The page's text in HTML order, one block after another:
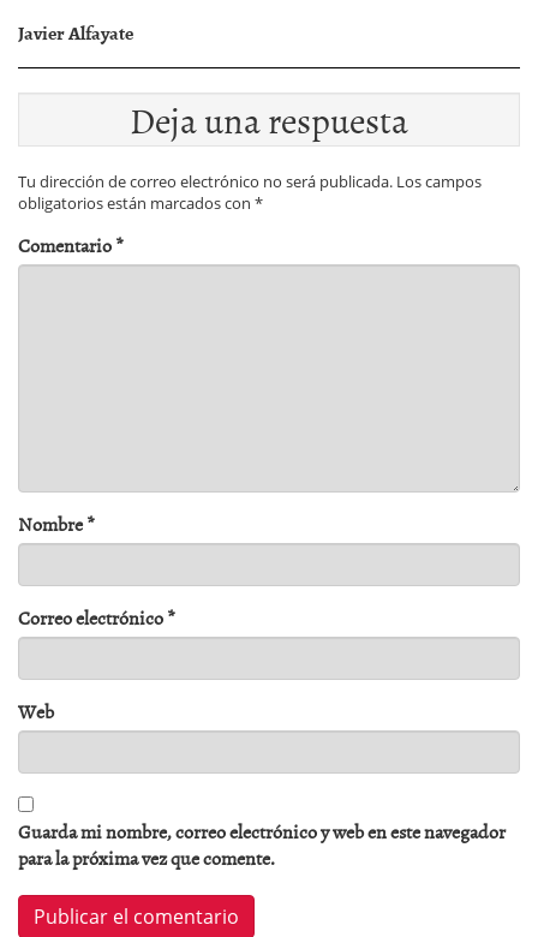
Javier Alfayate
Deja una respuesta
Tu dirección de correo electrónico no será publicada. Los campos
obligatorios están marcados con *
Comentario*
Nombre*
Correo electrónico*
Web
Guarda mi nombre, correo electrónico y web en este navegador
para la próxima vez que comente.